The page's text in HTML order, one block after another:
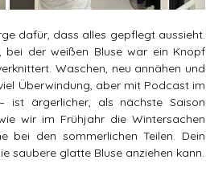
dafür, dass alles gepflegt aussieht.
bei der weißen Bluse war ein Knopf
Waschen, neu annähen und
Überwindung, aber mit Podcast im
ärgerlicher, als nächste Saison
wir im Frühjahr die Wintersachen
den sommerlichen Teilen. Dein